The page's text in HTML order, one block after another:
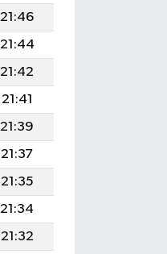
21:46
21:44
21:42
21:41
21:39
21:37
21:35
21:34
21:32